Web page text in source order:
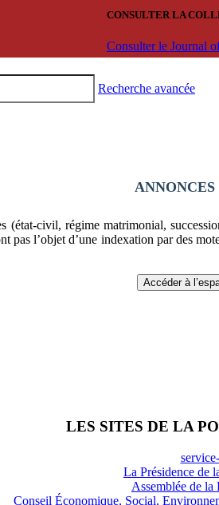
CONSULTER LA
Consulter le Journal
Recherche avancée
(état-civil, régime matrimonial,
pas l’objet d’une indexation par des
Accéder à
LES SITES DE LA
La Présidence de
Assemblée de la
Conseil Économique, Social,